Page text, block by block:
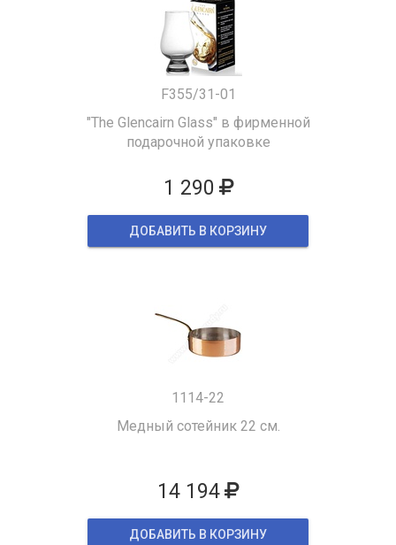
F355/31-01
"The Glencairn Glass" в фирменной
подарочной упаковке
1 290
ДОБАВИТЬ В КОРЗИНУ
1114-22
Медный сотейник 22 см.
14 194
ДОБАВИТЬ В КОРЗИНУ